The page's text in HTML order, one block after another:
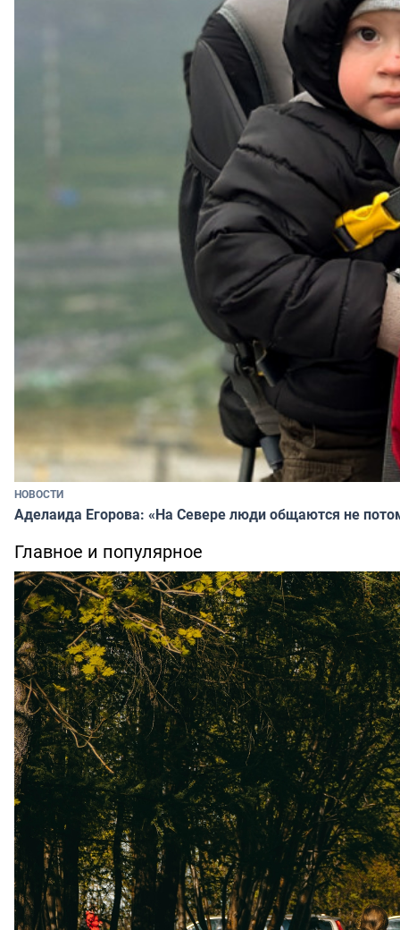
НОВОСТИ
Аделаида Егорова: «На Севере люди общаются не
Главное и популярное